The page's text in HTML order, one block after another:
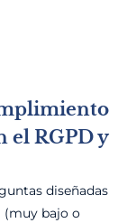
el RGPD y
diseñadas
(muy bajo o